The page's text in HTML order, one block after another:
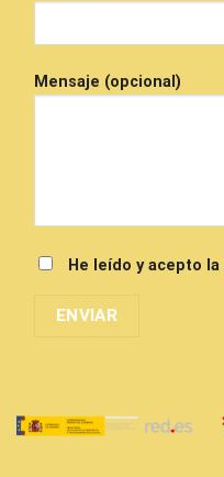
Mensaje (opcional)
He leído y acepto la